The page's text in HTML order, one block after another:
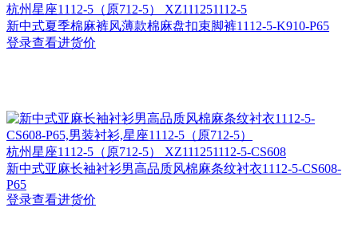
杭州星座1112-5（原712-5） XZ111251112-5
新中式夏季棉麻裤风薄款棉麻盘扣束脚裤1112-5-K910-P65
登录查看进货价
杭州星座1112-5（原712-5） XZ111251112-5-CS608
新中式亚麻长袖衬衫男高品质风棉麻条纹衬衣1112-5-CS608-
P65
登录查看进货价